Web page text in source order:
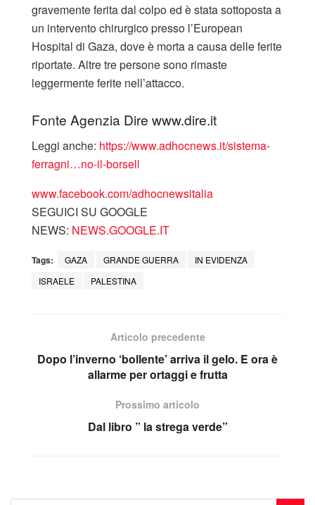
gravemente ferita dal colpo ed è stata sottoposta a
un intervento chirurgico presso l’European
Hospital di Gaza, dove è morta a causa delle ferite
riportate. Altre tre persone sono rimaste
leggermente ferite nell’attacco.
Fonte Agenzia Dire www.dire.it
Leggi anche: https://www.adhocnews.it/sistema-
ferragni…no-il-borsell
www.facebook.com/adhocnewsitalia
SEGUICI SU GOOGLE
NEWS: NEWS.GOOGLE.IT
Tags: GAZA GRANDE GUERRA
IN EVIDENZA
ISRAELE
PALESTINA
Articolo precedente
Dopo l’inverno ‘bollente’ arriva il gelo. E ora è
allarme per ortaggi e frutta
Prossimo articolo
Dal libro ” la strega verde”